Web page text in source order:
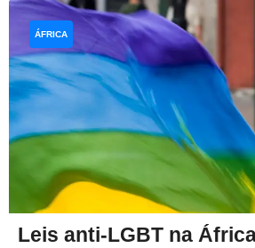
Leis anti-LGBT na
ÁFRICA